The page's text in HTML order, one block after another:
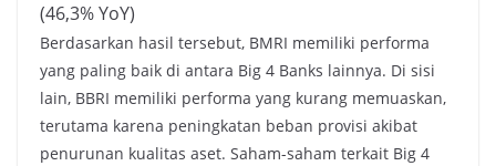
(46,3% YoY)
Berdasarkan hasil tersebut, BMRI memiliki performa
yang paling baik di antara Big 4 Banks lainnya. Di sisi
lain, BBRI memiliki performa yang kurang memuaskan,
terutama karena peningkatan beban provisi akibat
penurunan kualitas aset. Saham-saham terkait Big 4